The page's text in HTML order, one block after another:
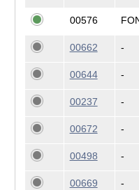
00576
00662 -
00644 -
00237 -
00672 -
00498 -
00669 -